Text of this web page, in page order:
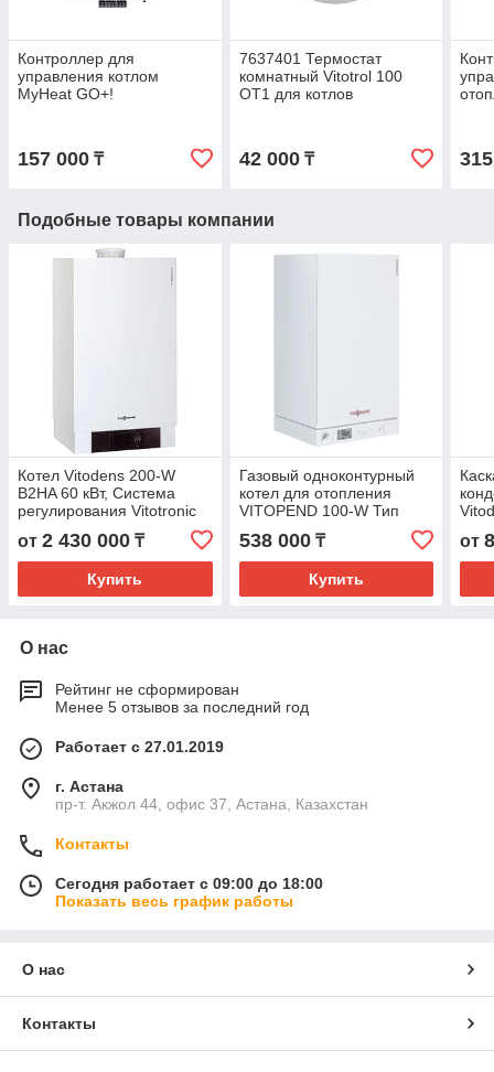
Контроллер для
управления котлом
MyHeat GO+!
157 000 ₸
7637401 Термостат
комнатный Vitotrol 100
OT1 для котлов
42 000₸
Подобные товары компании
Котел Vitodens 200-W
B2HA 60 кВт, Система
регулирования Vitotronic
от 2 430 000 ₸
Купить
Газовый одноконтурный
котел для отопления
VITOPEND 100-W Тип
538 000₸
Купить
от
О нас
Рейтинг не сформирован
Менее 5 отзывов за последний год
Работает с 27.01.2019
г. Астана
пр-т. Акжол 44, офис 37, Астана, Казахстан
Контакты
Сегодня работает с 09:00 до 18:00
Показать весь график работы
О нас
Контакты